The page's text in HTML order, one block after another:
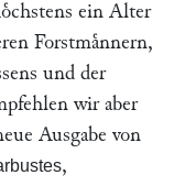
ein Alter
Forstmaͤnnern,
und der
wir aber
Ausgabe von
,